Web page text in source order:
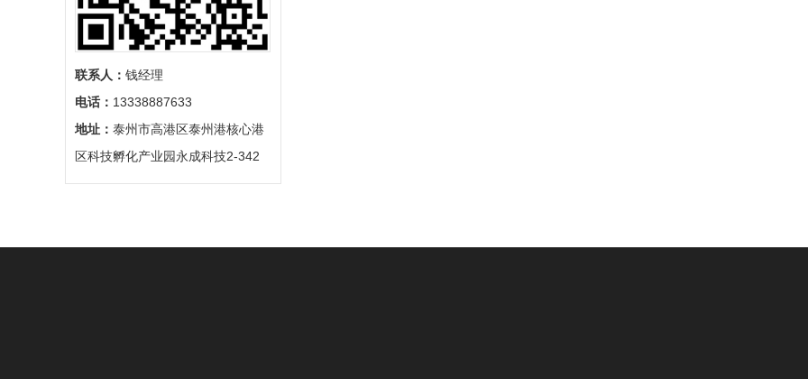
联系人： 钱经理
电话： 13338887633
地址： 泰州市高港区泰州港核心港
区科技孵化产业园永成科技2-342